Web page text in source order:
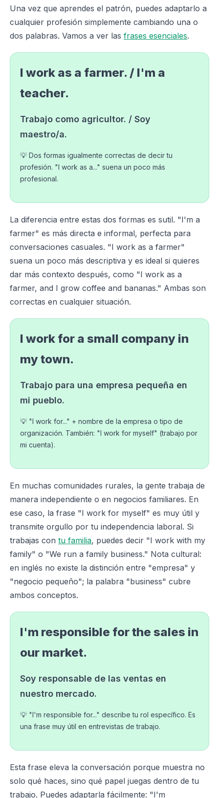
Una vez que aprendes el patrón, puedes adaptarlo a
cualquier profesión simplemente cambiando una o
dos palabras. Vamos a ver las frases esenciales.
I work as a farmer. / I'm a
teacher.
Trabajo como agricultor. / Soy
maestro/a.
💡 Dos formas igualmente correctas de decir tu
profesión. "I work as a..." suena un poco más
profesional.
La diferencia entre estas dos formas es sutil. "I'm a
farmer" es más directa e informal, perfecta para
conversaciones casuales. "I work as a farmer"
suena un poco más descriptiva y es ideal si quieres
dar más contexto después, como "I work as a
farmer, and I grow coffee and bananas." Ambas son
correctas en cualquier situación.
I work for a small company in
my town.
Trabajo para una empresa pequeña en
mi pueblo.
💡 "I work for..." + nombre de la empresa o tipo de
organización. También: "I work for myself" (trabajo por
mi cuenta).
En muchas comunidades rurales, la gente trabaja de
manera independiente o en negocios familiares. En
ese caso, la frase "I work for myself" es muy útil y
transmite orgullo por tu independencia laboral. Si
trabajas con tu familia, puedes decir "I work with my
family" o "We run a family business." Nota cultural:
en inglés no existe la distinción entre "empresa" y
"negocio pequeño"; la palabra "business" cubre
ambos conceptos.
I'm responsible for the sales in
our market.
Soy responsable de las ventas en
nuestro mercado.
💡 "I'm responsible for..." describe tu rol específico. Es
una frase muy útil en entrevistas de trabajo.
Esta frase eleva la conversación porque muestra no
solo qué haces, sino qué papel juegas dentro de tu
trabajo. Puedes adaptarla fácilmente: "I'm